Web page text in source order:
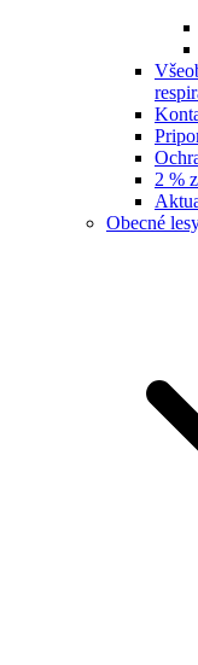
2 %
Obecné